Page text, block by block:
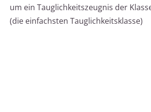
um ein Tauglichkeitszeugnis der
(die einfachsten Tauglichkeitsklasse)